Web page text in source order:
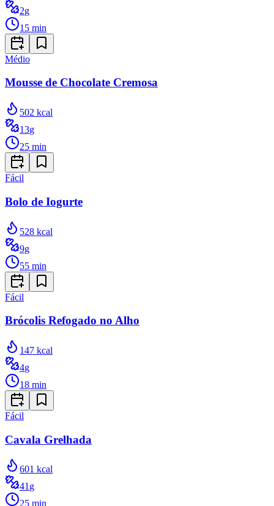
2g
15 min
Médio
Mousse de Chocolate Cremosa
502 kcal
13g
25 min
Fácil
Bolo de Iogurte
528 kcal
9g
55 min
Fácil
Brócolis Refogado no Alho
147 kcal
4g
18 min
Fácil
Cavala Grelhada
601 kcal
41 g
25 min